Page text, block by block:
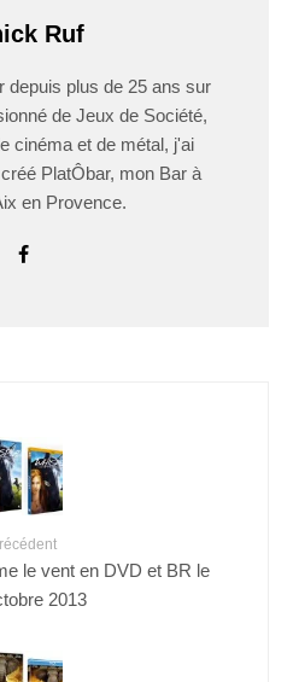
Ruf
depuis plus de 25 ans sur
de Jeux de Société,
cinéma et de métal, j'ai
PlatÔbar, mon Bar à
en Provence.
le vent en DVD et BR le
2013